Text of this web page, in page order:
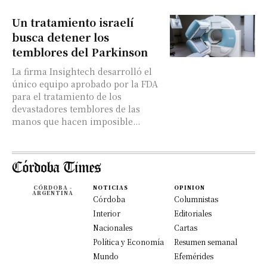
Un tratamiento israelí
busca detener los
temblores del Parkinson
La firma Insightech desarrolló el
único equipo aprobado por la FDA
para el tratamiento de los
devastadores temblores de las
manos que hacen imposible...
CÓRDOBA -
ARGENTINA
NOTICIAS
Córdoba
Interior
Nacionales
Política y Economía
Mundo
OPINION
Columnistas
Editoriales
Cartas
Resumen semanal
Efemérides